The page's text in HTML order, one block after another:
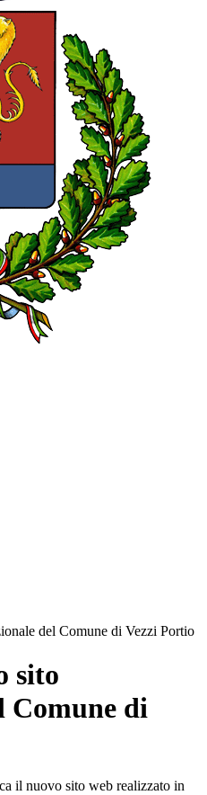
del Comune di Vezzi Portio
sito
Comune di
il nuovo sito web realizzato in